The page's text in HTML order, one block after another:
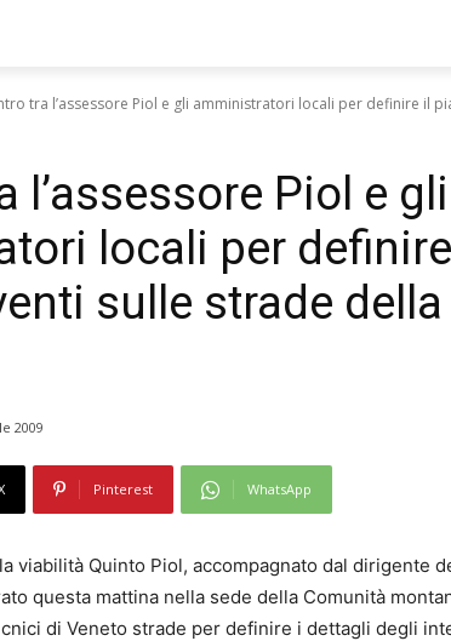
tra l’assessore Piol e gli amministratori locali per definire il
l’assessore Piol e gli
locali per
sulle strade della
2009
Pinterest WhatsApp
viabilità Quinto Piol, accompagnato dal dirigente
questa mattina nella sede della Comunità
di Veneto strade per definire i dettagli degli